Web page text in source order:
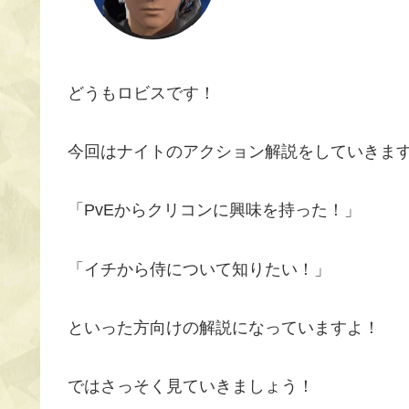
どうもロビスです！
今回はナイトのアクション解説をしていきま
「PvEからクリコンに興味を持った！」
「イチから侍について知りたい！」
といった方向けの解説になっていますよ！
ではさっそく見ていきましょう！